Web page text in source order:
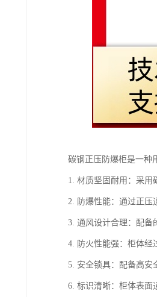
碳钢正压防爆柜是一种
1. 材质坚固耐用：采用
2. 防爆性能：通过正压
3. 通风设计合理：配备
4. 防火性能强：柜体经
5. 安全锁具：配备高安
6. 标识清晰：柜体表面